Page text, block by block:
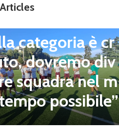
è pronto per u
era tra con
e rinnovamen